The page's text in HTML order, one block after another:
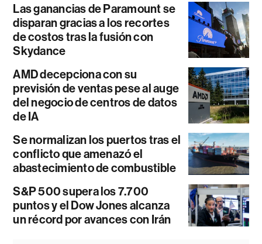
Las ganancias de Paramount se
disparan gracias a los recortes
de costos tras la fusión con
Skydance
AMD decepciona con su
previsión de ventas pese al auge
del negocio de centros de datos
de IA
Se normalizan los puertos tras el
conflicto que amenazó el
abastecimiento de combustible
S&P 500 supera los 7.700
puntos y el Dow Jones alcanza
un récord por avances con Irán